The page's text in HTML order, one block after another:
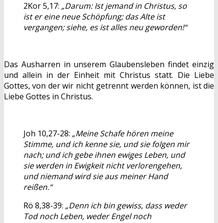
2Kor 5,17: „Darum: Ist jemand in Christus, so
ist er eine neue Schöpfung; das Alte ist
vergangen; siehe, es ist alles neu geworden!“
Das Ausharren in unserem Glaubensleben findet einzig
und allein in der Einheit mit Christus statt. Die Liebe
Gottes, von der wir nicht getrennt werden können, ist die
Liebe Gottes in Christus.
Joh 10,27-28: „Meine Schafe hören meine
Stimme, und ich kenne sie, und sie folgen mir
nach; und ich gebe ihnen ewiges Leben, und
sie werden in Ewigkeit nicht verlorengehen,
und niemand wird sie aus meiner Hand
reißen.“
Rö 8,38-39: „Denn ich bin gewiss, dass weder
Tod noch Leben, weder Engel noch